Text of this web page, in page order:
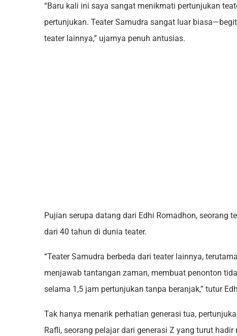
“Baru kali ini saya sangat menikmati pertunjukan
pertunjukan. Teater Samudra sangat luar
teater lainnya,” ujarnya penuh antusias.
Pujian serupa datang dari Edhi Romadhon, seorang
dari 40 tahun di dunia teater.
“Teater Samudra berbeda dari teater lainnya,
menjawab tantangan zaman, membuat penonton
selama 1,5 jam pertunjukan tanpa beranjak,” tutur
Tak hanya menarik perhatian generasi tua,
Rafli, seorang pelajar dari generasi Z yang turut